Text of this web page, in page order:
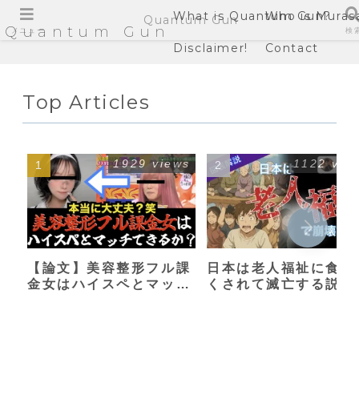
Quantum Gun
What is Quantum Gun?
Who is
Disclaimer! Contact
Top Articles
【論文】美容整形フル課
金女はハイスペとマッチ
1929 views
日本は老人福祉に食い
くされて滅亡する説
1122
メニュー
Quantum Gun
検